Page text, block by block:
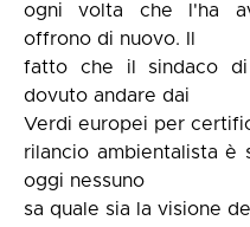
ogni volta che l'ha
offrono di nuovo. Il
fatto che il sindaco di
dovuto andare dai
Verdi europei per
rilancio ambientalista è
oggi nessuno
sa quale sia la visione